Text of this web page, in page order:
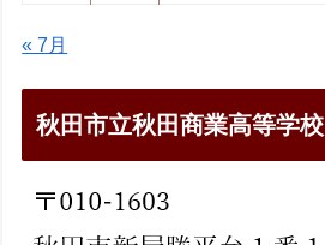
« 7月
秋田市立秋田商業高等学校